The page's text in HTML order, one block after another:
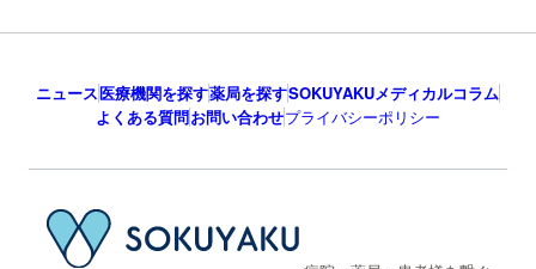
ニュース医療機関を探す薬局を探すSOKUYAKUメディカルコラム
よくある質問お問い合わせプライバシーポリシー